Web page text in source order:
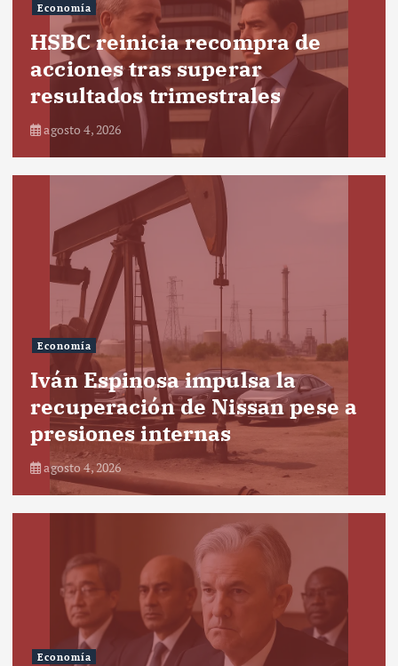
Economía
HSBC reinicia recompra de
acciones tras superar
resultados trimestrales
agosto 4, 2026
Economía
Iván Espinosa impulsa la
recuperación de Nissan pese a
presiones internas
agosto 4, 2026
Economía